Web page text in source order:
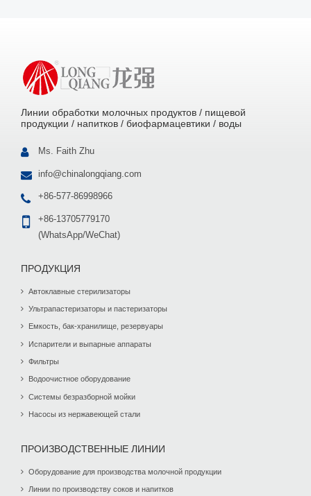
Линии обработки молочных продуктов / пищевой
продукции / напитков / биофармацевтики / воды
Ms. Faith Zhu
info@chinalongqiang.com
+86-577-86998966
+86-13705779170
(WhatsApp/WeChat)
ПРОДУКЦИЯ
Автоклавные стерилизаторы
Ультрапастеризаторы и пастеризаторы
Емкость, бак-хранилище, резервуары
Испарители и выпарные аппараты
Фильтры
Водоочистное оборудование
Системы безразборной мойки
Насосы из нержавеющей стали
ПРОИЗВОДСТВЕННЫЕ ЛИНИИ
Оборудование для производства молочной продукции
Линии по производству соков и напитков